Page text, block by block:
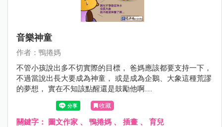
音樂神童
作者：鴨捲媽
不管小孩說出多不切實際的目標， 爸媽應該都要支持一下，
不過當說出長大要成為神童， 或是成為企鵝、大象這種荒謬
的夢想， 實在不知該點醒還是鼓勵他啊.....
收藏
關鍵字： 圖文作家 、 鴨捲媽 、 插畫 、 育兒